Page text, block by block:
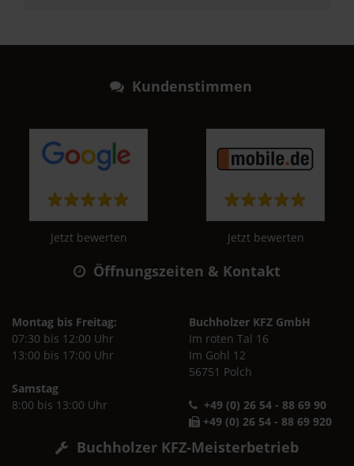
Kundenstimmen
Jetzt bewerten Jetzt bewerten
Öffnungszeiten & Kontakt
Montag bis Freitag:
07:30 bis 12:00 Uhr
13:00 bis 17:00 Uhr
Samstag
8:00 bis 13:00 Uhr
Buchholzer KFZ GmbH
Im roten Tal 16
Im Gohl 12
56751 Polch
+49 (0) 26 54 - 88 69 90
+49 (0) 26 54 - 88 69 920
Buchholzer KFZ-Meisterbetrieb